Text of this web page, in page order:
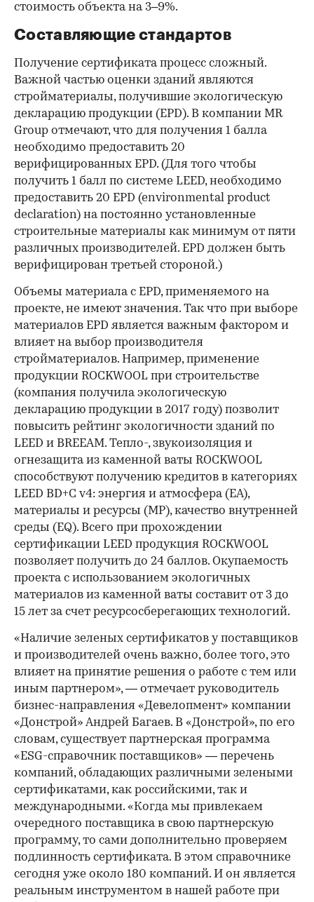
стоимость объекта на 3–9%.
Составляющие стандартов
Получение сертификата процесс сложный.
Важной частью оценки зданий являются
стройматериалы, получившие экологическую
декларацию продукции (EPD). В компании MR
Group отмечают, что для получения 1 балла
необходимо предоставить 20
верифицированных EPD. (Для того чтобы
получить 1 балл по системе LEED, необходимо
предоставить 20 EPD (environmental product
declaration) на постоянно установленные
строительные материалы как минимум от пяти
различных производителей. EPD должен быть
верифицирован третьей стороной.)
Объемы материала с EPD, применяемого на
проекте, не имеют значения. Так что при выборе
материалов EPD является важным фактором и
влияет на выбор производителя
стройматериалов. Например, применение
продукции ROCKWOOL при строительстве
(компания получила экологическую
декларацию продукции в 2017 году) позволит
повысить рейтинг экологичности зданий по
LEED и BREEAM. Тепло-, звукоизоляция и
огнезащита из каменной ваты ROCKWOOL
способствуют получению кредитов в категориях
LEED BD+C v4: энергия и атмосфера (ЕА),
материалы и ресурсы (МР), качество внутренней
среды (EQ). Всего при прохождении
сертификации LEED продукция ROCKWOOL
позволяет получить до 24 баллов. Окупаемость
проекта с использованием экологичных
материалов из каменной ваты составит от 3 до
15 лет за счет ресурсосберегающих технологий.
«Наличие зеленых сертификатов у поставщиков
и производителей очень важно, более того, это
влияет на принятие решения о работе с тем или
иным партнером», — отмечает руководитель
бизнес-направления «Девелопмент» компании
«Донстрой» Андрей Багаев. В «Донстрой», по его
словам, существует партнерская программа
«ESG-справочник поставщиков» — перечень
компаний, обладающих различными зелеными
сертификатами, как российскими, так и
международными. «Когда мы привлекаем
очередного поставщика в свою партнерскую
программу, то сами дополнительно проверяем
подлинность сертификата. В этом справочнике
сегодня уже около 180 компаний. И он является
реальным инструментом в нашей работе при